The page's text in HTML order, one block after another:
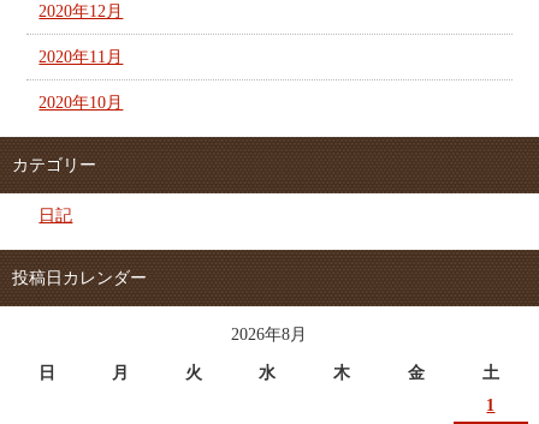
2020年12月
2020年11月
2020年10月
カテゴリー
日記
投稿日カレンダー
2026年8月
日 月 火 水 木 金
土
1